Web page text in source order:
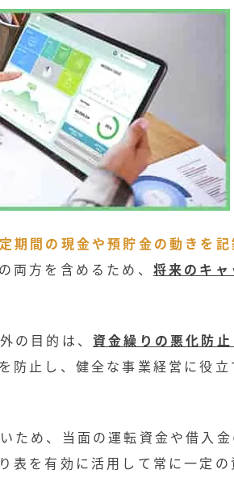
期間の現金や預貯金の動きを記
両方を含めるため、 将来のキャ
の目的は、資金繰りの悪化防止
防止し、健全な事業経営に役立
ため、当面の運転資金や借入金
表を有効に活用して常に一定の